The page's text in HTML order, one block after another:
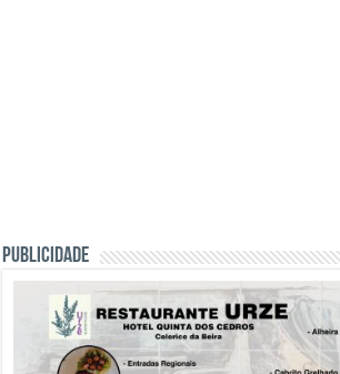
PUBLICIDADE